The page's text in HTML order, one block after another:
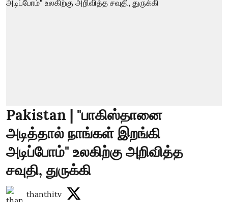
Pakistan | "பாகிஸ்தானை
அடித்தால் நாங்கள் இறங்கி
அடிப்போம்" உலகிற்கு அறிவித்த
சவுதி, துருக்கி
thanthitv